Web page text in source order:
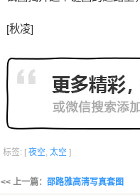
[秋凌]
标签: [ 夜空, 太空 ]
<< 上一篇： 邵路雅高清写真套图